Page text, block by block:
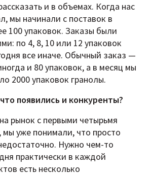
и в объемах. Когда нас
мы начинали с поставок в
100 упаковок. Заказы были
по 4, 8, 10 или 12 упаковок
все иначе. Обычный заказ —
и 80 упаковок, а в месяц мы
2000 упаковок гранолы.
появились и конкуренты?
рынок с первыми четырьмя
мы уже понимали, что просто
Нужно чем-то
практически в каждой
есть несколько